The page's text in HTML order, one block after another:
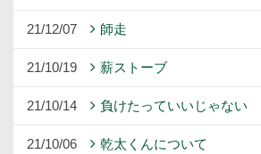
21/12/07 師走
21/10/19 薪ストーブ
21/10/14 負けたっていいじゃない
21/10/06 乾太くんについて